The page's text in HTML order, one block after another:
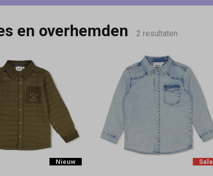
en overhemden 2 resultaten
Nieuw Sale